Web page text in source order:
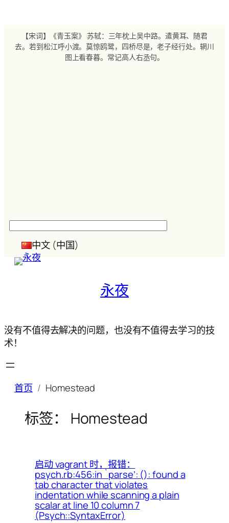
【宋词】《青玉案》 苏轼：三年枕上吴中路。遣黄耳、随君
去。若到松江呼小渡。莫惊鸥鹭，四桥尽是，老子经行处。辋川
图上看春暮。常记高人右丞句。
中文 (中国)
永夜
没有不值得去解决的问题，也没有不值得去学习的技
术！
首页 Homestead
标签： Homestead
启动 vagrant 时，报错：
psych.rb:456:in `parse’: (): found a
tab character that violates
indentation while scanning a plain
scalar at line 10 column 7
(Psych::SyntaxError)